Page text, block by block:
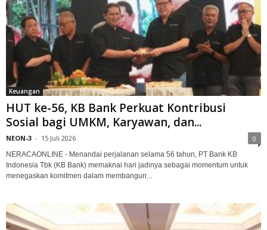
Keuangan
HUT ke-56, KB Bank Perkuat Kontribusi
Sosial bagi UMKM, Karyawan, dan...
NEON-3 - 15 Juli 2026 0
NERACAONLINE - Menandai perjalanan selama 56 tahun, PT Bank KB
Indonesia Tbk (KB Bank) memaknai hari jadinya sebagai momentum untuk
menegaskan komitmen dalam membangun...